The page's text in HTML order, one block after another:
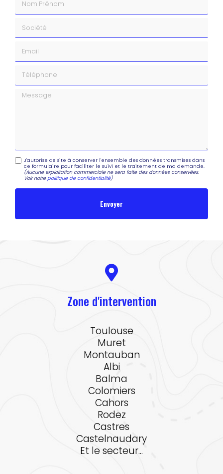
Message
J'autorise ce site à conserver l'ensemble des données transmises dans
ce formulaire pour faciliter le suivi et le traitement de ma demande.
(Aucune exploitation commerciale ne sera faite des données conservées.
Voir notrepolitique de confidentialité)
Zone d'intervention
Toulouse
Muret
Montauban
Albi
Balma
Colomiers
Cahors
Rodez
Castres
Castelnaudary
Et le secteur...